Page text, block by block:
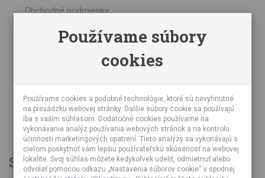
Obchodné podmienky
Online kurzy bubnovania
Poznáte nás z TV a Rádia
Partnerské predajne
Testy výrobkov
Ekológia
Veľkoobchod
Spôsob platby
Používame súbory
cookies
Používame cookies a podobné technológie, ktoré sú nevyhnutné
na prevádzku webovej stránky. Ďalšie súbory cookie sa používajú
iba s vaším súhlasom. Dodatočné cookies používame na
vykonávanie analýz používania webových stránok a na kontrolu
účinnosti marketingových opatrení. Tieto analýzy sa vykonávajú s
cieľom poskytnúť vám lepšiu používateľskú skúsenosť na webovej
lokalite. Svoj súhlas môžete kedykoľvek udeliť, odmietnuť alebo
odvolať pomocou odkazu „Nastavenia súborov cookie“ v spodnej